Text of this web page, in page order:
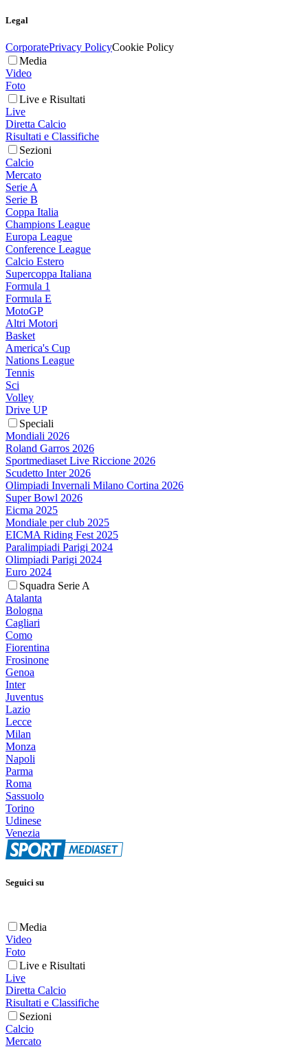
Legal
CorporatePrivacy PolicyCookie Policy
Media
Video
Foto
Live e Risultati
Live
Diretta Calcio
Risultati e Classifiche
Sezioni
Calcio
Mercato
Serie A
Serie B
Coppa Italia
Champions League
Europa League
Conference League
Calcio Estero
Supercoppa Italiana
Formula 1
Formula E
MotoGP
Altri Motori
Basket
America's Cup
Nations League
Tennis
Sci
Volley
Drive UP
Speciali
Mondiali 2026
Roland Garros 2026
Sportmediaset Live Riccione 2026
Scudetto Inter 2026
Olimpiadi Invernali Milano Cortina 2026
Super Bowl 2026
Eicma 2025
Mondiale per club 2025
EICMA Riding Fest 2025
Paralimpiadi Parigi 2024
Olimpiadi Parigi 2024
Euro 2024
Squadra Serie A
Atalanta
Bologna
Cagliari
Como
Fiorentina
Frosinone
Genoa
Inter
Juventus
Lazio
Lecce
Milan
Monza
Napoli
Parma
Roma
Sassuolo
Torino
Udinese
Venezia
Seguici su
Media
Video
Foto
Live e Risultati
Live
Diretta Calcio
Risultati e Classifiche
Sezioni
Calcio
Mercato